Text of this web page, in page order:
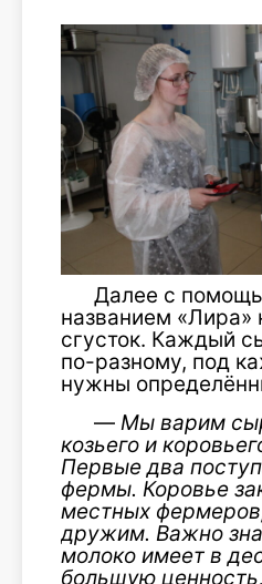
Далее с
названием «Лира»
сгусток. Каждый
по-разному, под
нужны
— Мы варим
козьего и
Первые два
фермы. Коровье
местных
дружим. Важно
молоко имеет в
большую